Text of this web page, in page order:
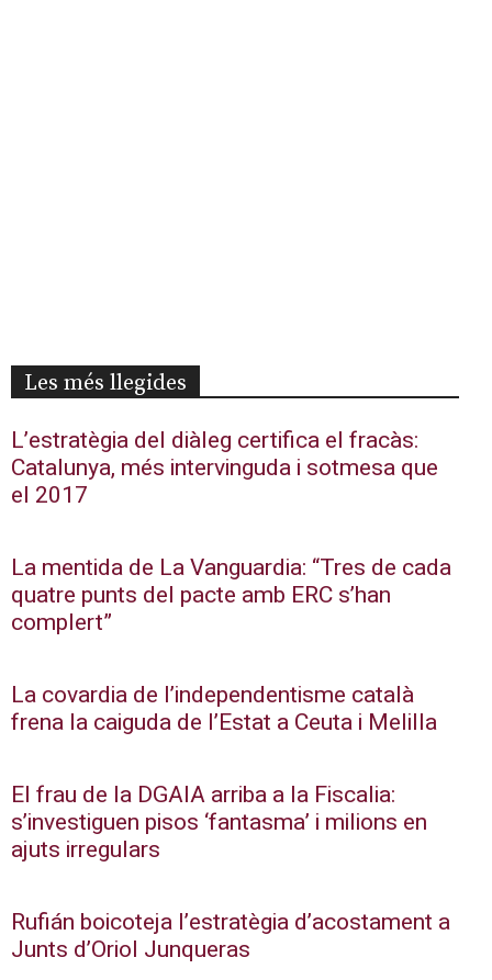
Les més llegides
L’estratègia del diàleg certifica el fracàs:
Catalunya, més intervinguda i sotmesa que
el 2017
La mentida de La Vanguardia: “Tres de cada
quatre punts del pacte amb ERC s’han
complert”
La covardia de l’independentisme català
frena la caiguda de l’Estat a Ceuta i Melilla
El frau de la DGAIA arriba a la Fiscalia:
s’investiguen pisos ‘fantasma’ i milions en
ajuts irregulars
Rufián boicoteja l’estratègia d’acostament a
Junts d’Oriol Junqueras